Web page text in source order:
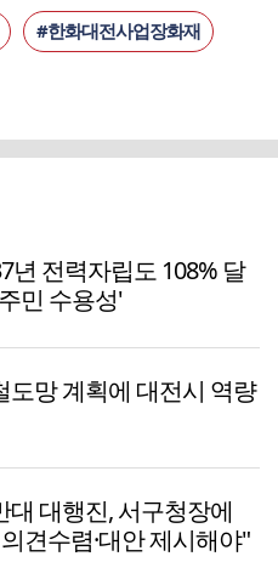
#한화대전사업장화재
년 전력자립도 108% 달
민 수용성'
도망 계획에 대전시 역량
대 대행진, 서구청장에
견수렴·대안 제시해야"